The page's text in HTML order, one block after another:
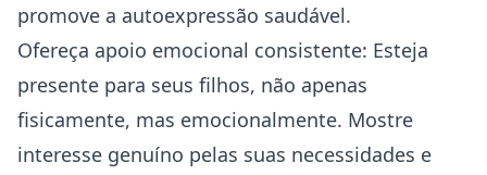
promove a autoexpressão saudável.
Ofereça apoio emocional consistente: Esteja
presente para seus filhos, não apenas
fisicamente, mas emocionalmente. Mostre
interesse genuíno pelas suas necessidades e